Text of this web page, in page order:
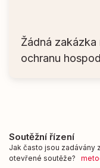
Žádná
ochranu
Soutěžní řízení
Jak často jsou zadávány
otevřené soutěže?